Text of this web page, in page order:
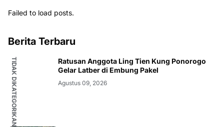
Failed to load posts.
Berita Terbaru
TIDAK DIKATEGORIKAN
Ratusan Anggota Ling Tien Kung Ponorogo
Gelar Latber di Embung Pakel
Agustus 09, 2026